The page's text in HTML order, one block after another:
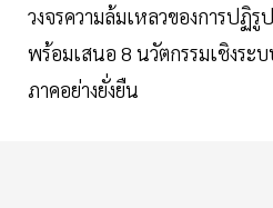
วงจรความล้มเหลวของการปฏิ
พร้อมเสนอ 8 นวัตกรรมเชิงระ
ภาคอย่างยั่งยืน